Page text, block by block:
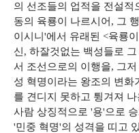
의 선조들의 업적을 전설적
동의 육룡이 나르시어, 그
이시니'에서 유래된 <육룡
신, 하잘것없는 백성들로
서 조선으로의 이행을, 그
성 혁명이라는 왕조의 변화
를 견디지 못하고 튕겨져
사람 상징적으로 '용'으로
'민중 혁명'의 성격을 띠고